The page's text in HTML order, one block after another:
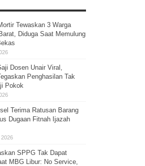
Tewaskan 3 Warga
Diduga Saat Memulung
Dosen Unair Viral,
Penghasilan Tak
Pokok
Terima Ratusan Barang
Dugaan Fitnah Ijazah
SPPG Tak Dapat
MBG Libur: No Service,